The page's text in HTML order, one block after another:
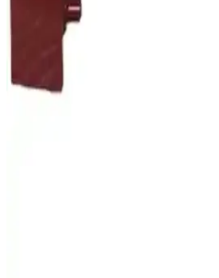
Bu karşılaştırma, Arnica ET14300 Tesla
PowerPro Compact FC9323/07 tozsuz
sistemi ve ergonomi açısından tarafsız
geri bildirimlerini de öne çıkarır.